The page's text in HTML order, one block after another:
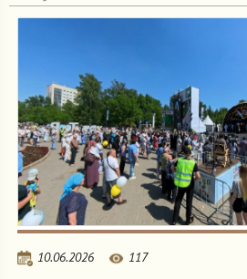
10.06.2026 117